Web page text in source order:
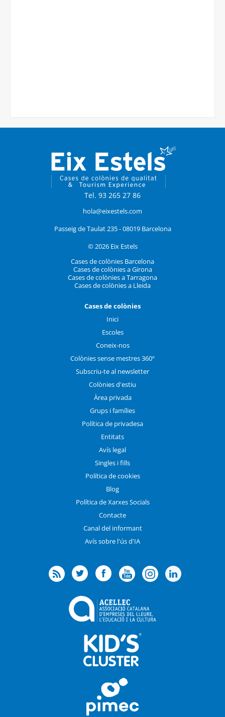
Tel. 93 265 27 86
hola@eixestels.com
Passeig de Taulat 235 - 08019 Barcelona
© 2026 Eix Estels
Cases de colònies Barcelona
Cases de colònies a Girona
Cases de colònies a Tarragona
Cases de colònies a Lleida
Cases de colònies
Inici
Escoles
Coneix-nos
Colònies sense mestres 360º
Subscriu-te al newsletter
Colònies d'estiu
Àrea privada
Grups i famílies
Política de privadesa
Entitats
Avís legal
Singles i fills
Política de cookies
Blog
Política de Xarxes Socials
Contacte
Canal del informant
Avís sobre l'ús d'IA